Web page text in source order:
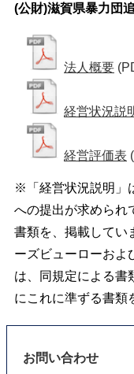
(公財)滋賀県暴力団
法人概要
経営状況説
経営評価表
※「経営状況説明」
への提出が求められ
書類を、掲載してい
ーズビューローおよ
は、同規定による書
にこれに準ずる書類
お問い合わせ